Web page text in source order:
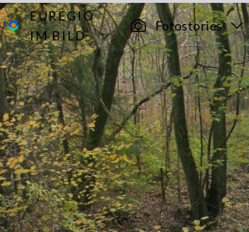
EUREGIO
IM BILD
Fotostories
Archiv 729